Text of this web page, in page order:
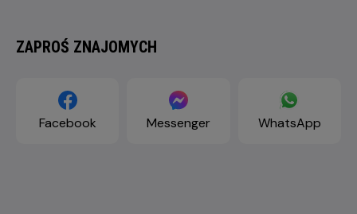
ZAPROŚ ZNAJOMYCH
Facebook Messenger WhatsApp